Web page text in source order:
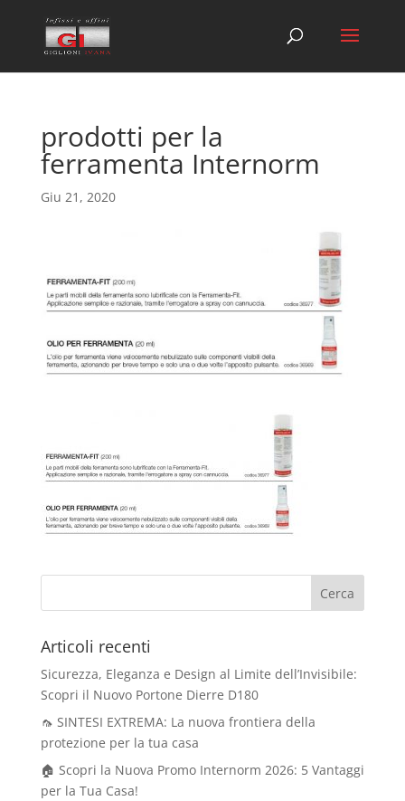
prodotti per la
ferramenta Internorm
Giu 21, 2020
Articoli recenti
Sicurezza, Eleganza e Design al Limite dell’Invisibile:
Scopri il Nuovo Portone Dierre D180
🦟 SINTESI EXTREMA: La nuova frontiera della
protezione per la tua casa
🏠 Scopri la Nuova Promo Internorm 2026: 5 Vantaggi
per la Tua Casa!